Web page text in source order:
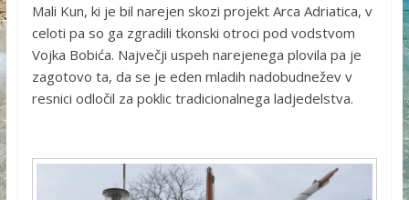
Mali Kun, ki je bil narejen skozi projekt Arca Adriatica, v
celoti pa so ga zgradili tkonski otroci pod vodstvom
Vojka Bobića. Največji uspeh narejenega plovila pa je
zagotovo ta, da se je eden mladih nadobudnežev v
resnici odločil za poklic tradicionalnega ladjedelstva.